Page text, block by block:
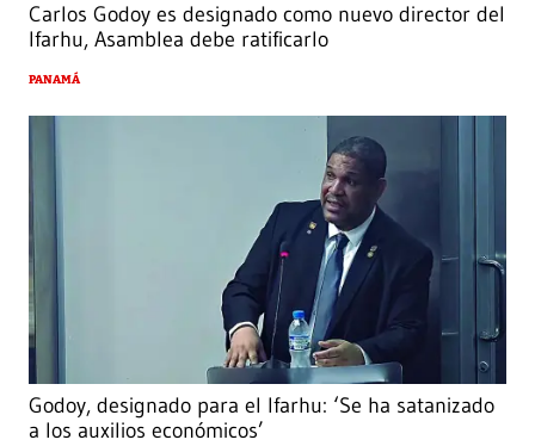
Carlos Godoy es designado como nuevo director del
Ifarhu, Asamblea debe ratificarlo
PANAMÁ
Godoy, designado para el Ifarhu: ‘Se ha satanizado
a los auxilios económicos’